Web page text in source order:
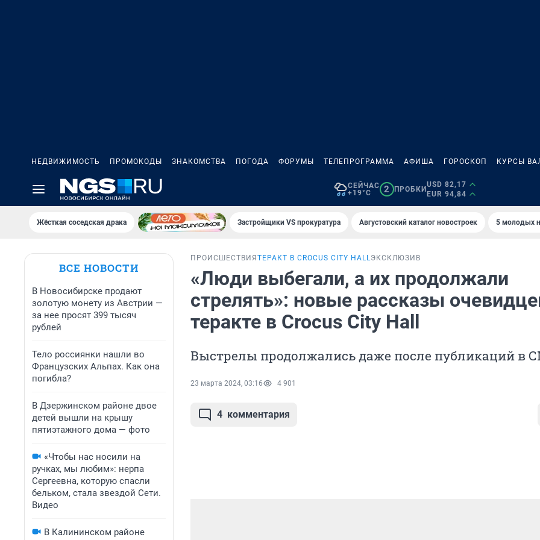
НЕДВИЖИМОСТЬ ПРОМОКОДЫ ЗНАКОМСТВА ПОГОДА ФОРУМЫ ТЕЛЕПРОГРАММА АФИША ГОРОСКОП КУРСЫ
СЕЙЧАС
+19°C
2 ПРОБКИ
USD 82,17
EUR 94,84
Жёсткая соседская драка Застройщики VS прокуратура Августовский каталог новостроек 5 молодых
ВСЕ НОВОСТИ
В Новосибирске продают
золотую монету из Австрии —
за нее просят 399 тысяч
рублей
Тело россиянки нашли во
Французских Альпах. Как она
погибла?
В Дзержинском районе двое
детей вышли на крышу
пятиэтажного дома — фото
«Чтобы нас носили на
ручках, мы любим»: нерпа
Сергеевна, которую спасли
бельком, стала звездой Сети.
Видео
В Калининском районе
ПРОИСШЕСТВИЯ ТЕРАКТ В CROCUS CITY HALLЭКСКЛЮЗИВ
«Люди выбегали, а их продолжали
стрелять»: новые рассказы
теракте в Crocus City Hall
Выстрелы продолжались даже после публикаций в
23 марта 2024, 03:16 4 901
4 комментария